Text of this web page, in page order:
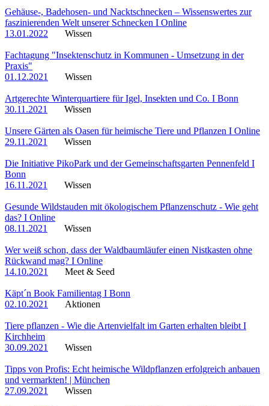
Gehäuse-, Badehosen- und Nacktschnecken – Wissenswertes zur
faszinierenden Welt unserer Schnecken I Online
13.01.2022
Wissen
Fachtagung "Insektenschutz in Kommunen - Umsetzung in der
Praxis"
01.12.2021
Wissen
Artgerechte Winterquartiere für Igel, Insekten und Co. I Bonn
30.11.2021
Wissen
Unsere Gärten als Oasen für heimische Tiere und Pflanzen I Online
29.11.2021
Wissen
Die Initiative PikoPark und der Gemeinschaftsgarten Pennenfeld I
Bonn
16.11.2021
Wissen
Gesunde Wildstauden mit ökologischem Pflanzenschutz - Wie geht
das? I Online
08.11.2021
Wissen
Wer weiß schon, dass der Waldbaumläufer einen Nistkasten ohne
Rückwand mag? I Online
14.10.2021
Meet & Seed
Käpt´n Book Familientag I Bonn
02.10.2021
Aktionen
Tiere pflanzen - Wie die Artenvielfalt im Garten erhalten bleibt I
Kirchheim
30.09.2021
Wissen
Tipps von Profis: Echt heimische Wildpflanzen erfolgreich anbauen
und vermarkten! | München
27.09.2021
Wissen